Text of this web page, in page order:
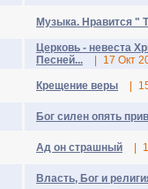
Музыка. Нравится "
Церковь - невеста
Песней...
17 Окт
Крещение веры
Бог силен опять
Ад он страшный
Власть, Бог и